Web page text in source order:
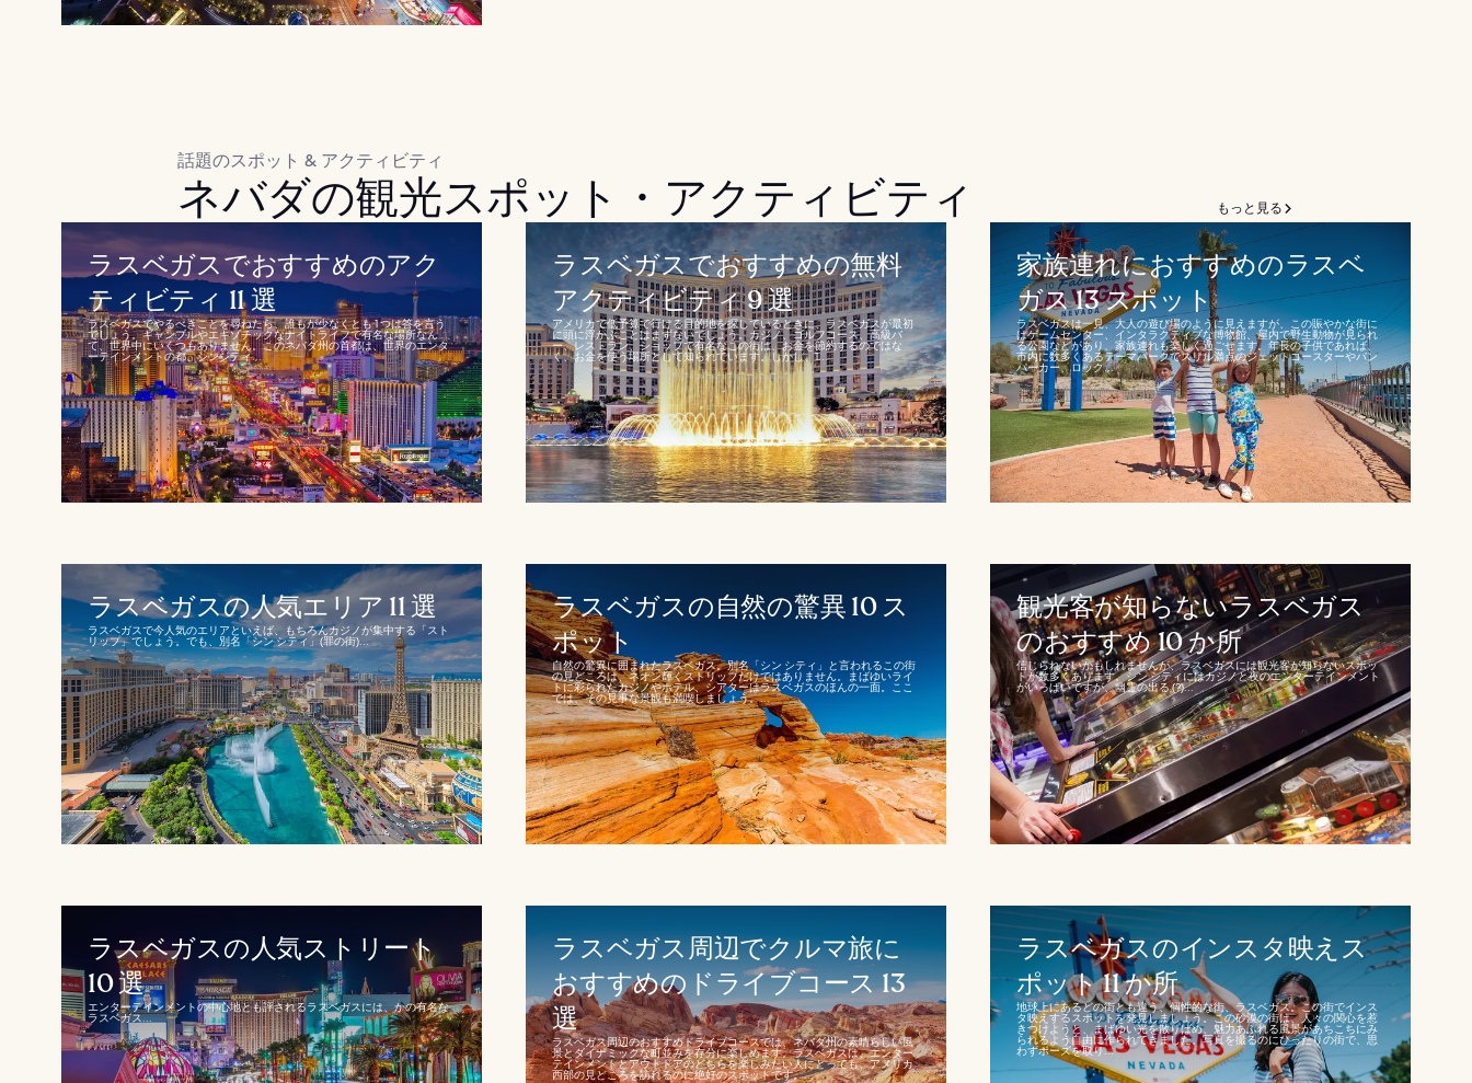
話題のスポット & アクティビティ
ネバダの観光スポット・アクティビティ もっと見る
ラスベガスでおすすめのアク
ティビティ 11 選
ラスベガスでやるべきことを尋ねたら、誰もが少なくとも 1 つは答を言う
でしょう。ギャンブルやエキゾチックなナイトライフで有名な場所なん
て、世界中にいくつもありません。このネバダ州の首都は、世界のエンタ
ーテインメントの都、シンシティ...
ラスベガスでおすすめの無料
アクティビティ 9 選
アメリカで低予算で行ける目的地を探しているときに、ラスベガスが最初
に頭に浮かぶことはまずないでしょう。カジノ、ゴルフコース、高級バ
ー、レストラン、ショップで有名なこの街は、お金を節約するのではな
く、お金を使う場所として知られています。しかし、1...
家族連れにおすすめのラスベ
ガス 13 スポット
ラスベガスは一見、大人の遊び場のように見えますが、この賑やかな街に
はゲームセンター、インタラクティブな博物館、屋内で野生動物が見られ
る公園などがあり、家族連れも楽しく過ごせます。年長の子供であれば、
市内に数多くあるテーマパークでスリル満点のジェットコースターやバン
パーカー、ロック...
ラスベガスの人気エリア 11 選
ラスベガスで今人気のエリアといえば、もちろんカジノが集中する「スト
リップ」でしょう。でも、別名「シン シティ」(罪の街)...
ラスベガスの自然の驚異 10 ス
ポット
自然の驚異に囲まれたラスベガス。別名「シン シティ」と言われるこの街
の見どころは、ネオン輝くストリップだけではありません。まばゆいライ
トに彩られたカジノやホテル、シアターはラスベガスのほんの一面。ここ
では、その見事な景観も満喫しましょう。...
観光客が知らないラスベガス
のおすすめ 10 か所
信じられないかもしれませんが、ラスベガスには観光客が知らないスポッ
トが数多くあります。シン シティにはカジノと夜のエンターテインメント
がいっぱいですが、幽霊の出る (?)...
ラスベガスの人気ストリート
10 選
エンターテインメントの中心地とも評されるラスベガスには、かの有名な
ラスベガス...
ラスベガス周辺でクルマ旅に
おすすめのドライブコース 13
選
ラスベガス周辺のおすすめドライブコースでは、ネバダ州の素晴らしい風
景とダイナミックな町並みを存分に楽しめます。ラスベガスは、エンター
テインメントとアウトドアのどちらを楽しみたい人にとっても、アメリカ
西部の見どころを訪れるのに絶好のスポットです。...
ラスベガスのインスタ映えス
ポット 11 か所
地球上にあるどの街とも違う、個性的な街、ラスベガス。この街でインス
タ映えするスポットを発見しましょう。この砂漠の街は、人々の関心を惹
きつけようと、まばゆい光を散りばめ、魅力あふれる風景があちこちにみ
られるよう自由に作られてきました。写真を撮るのにぴったりの街で、思
わずポーズを取り...